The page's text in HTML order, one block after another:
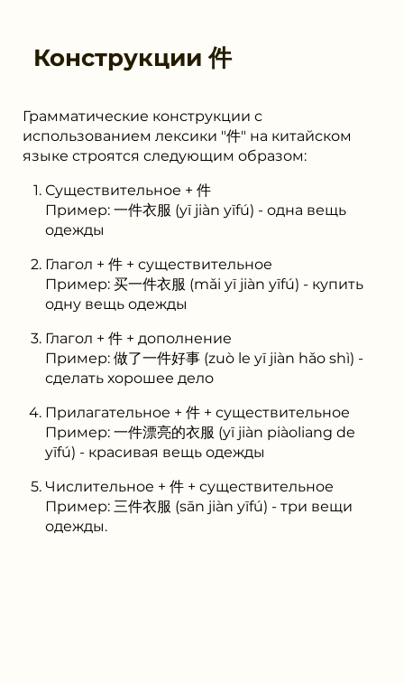
Конструкции件
Грамматические конструкции с
использованием лексики "件" на китайском
языке строятся следующим образом:
Существительное + 件
Пример: 一件衣服 (yī jiàn yīfú) - одна вещь
одежды
Глагол + 件 + существительное
Пример: 买一件衣服 (mǎi yī jiàn yīfú) - купить
одну вещь одежды
Глагол + 件 + дополнение
Пример: 做了一件好事 (zuò le yī jiàn hǎo shì) -
сделать хорошее дело
Прилагательное + 件 + существительное
Пример: 一件漂亮的衣服 (yī jiàn piàoliang de
yīfú) - красивая вещь одежды
Числительное + 件 + существительное
Пример: 三件衣服 (sān jiàn yīfú) - три вещи
одежды.